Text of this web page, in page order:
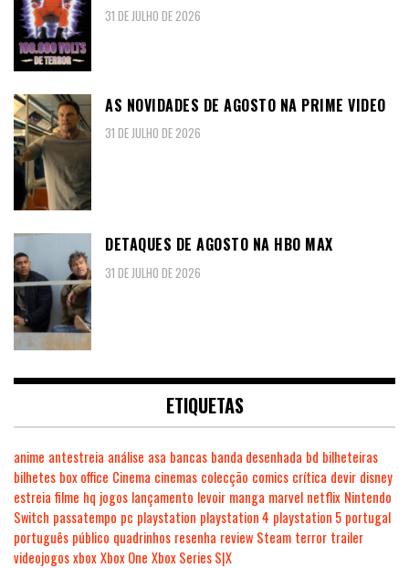
31 DE JULHO DE 2026
AS NOVIDADES DE AGOSTO NA PRIME VIDEO
31 DE JULHO DE 2026
DETAQUES DE AGOSTO NA HBO MAX
31 DE JULHO DE 2026
ETIQUETAS
anime antestreia análise asa bancas banda desenhada bd bilheteiras
bilhetes box office Cinema cinemas colecção comics crítica devir disney
estreia filme hq jogos lançamento levoir manga marvel netflix Nintendo
Switch passatempo pc playstation playstation 4 playstation 5 portugal
português público quadrinhos resenha review Steam terror trailer
videojogosxboxXbox One Xbox Series S|X